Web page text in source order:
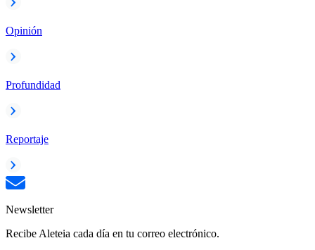
Opinión
Profundidad
Reportaje
Newsletter
Recibe Aleteia cada día en tu correo electrónico.